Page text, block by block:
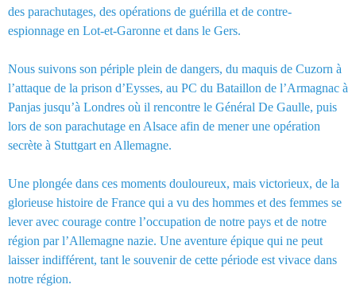
des parachutages, des opérations de guérilla et de contre-
espionnage en Lot-et-Garonne et dans le Gers.
Nous suivons son périple plein de dangers, du maquis de Cuzorn à
l’attaque de la prison d’Eysses, au PC du Bataillon de l’Armagnac à
Panjas jusqu’à Londres où il rencontre le Général De Gaulle, puis
lors de son parachutage en Alsace afin de mener une opération
secrète à Stuttgart en Allemagne.
Une plongée dans ces moments douloureux, mais victorieux, de la
glorieuse histoire de France qui a vu des hommes et des femmes se
lever avec courage contre l’occupation de notre pays et de notre
région par l’Allemagne nazie. Une aventure épique qui ne peut
laisser indifférent, tant le souvenir de cette période est vivace dans
notre région.